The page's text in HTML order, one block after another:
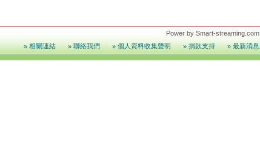
Power by Smart-streaming.com
»最新消息
»捐款支持
»個人資料收集聲明
»聯絡我們
»相關連結